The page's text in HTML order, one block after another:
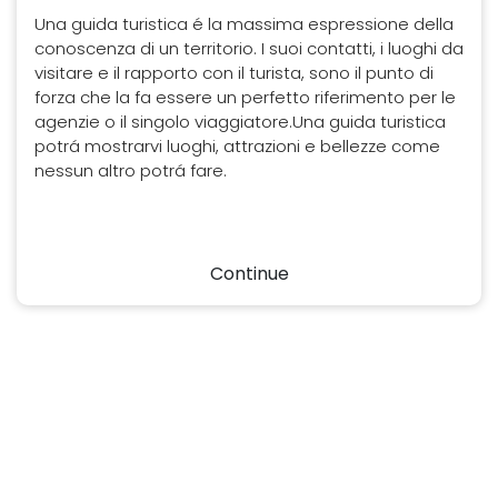
Una guida turistica é la massima espressione della
conoscenza di un territorio. I suoi contatti, i luoghi da
visitare e il rapporto con il turista, sono il punto di
forza che la fa essere un perfetto riferimento per le
agenzie o il singolo viaggiatore.Una guida turistica
potrá mostrarvi luoghi, attrazioni e bellezze come
nessun altro potrá fare.
Continue